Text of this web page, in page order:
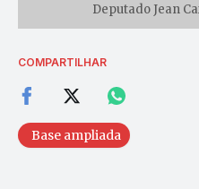
Deputado Jean
COMPARTILHAR
Base ampliada